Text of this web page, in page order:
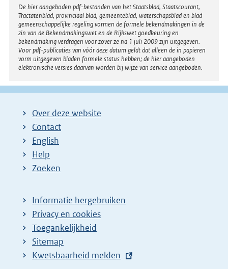
Disclaimer
De hier aangeboden pdf-bestanden van het Staatsblad, Staatscourant,
Tractatenblad, provinciaal blad, gemeenteblad, waterschapsblad en blad
gemeenschappelijke regeling vormen de formele bekendmakingen in de
zin van de Bekendmakingswet en de Rijkswet goedkeuring en
bekendmaking verdragen voor zover ze na 1 juli 2009 zijn uitgegeven.
Voor pdf-publicaties van vóór deze datum geldt dat alleen de in papieren
vorm uitgegeven bladen formele status hebben; de hier aangeboden
elektronische versies daarvan worden bij wijze van service aangeboden.
Over deze website
Contact
English
Help
Zoeken
Informatie hergebruiken
Privacy en cookies
Toegankelijkheid
Sitemap
E
Kwetsbaarheid melden